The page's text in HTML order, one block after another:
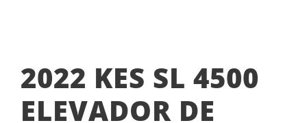
2022 KES SL 4500
ELEVADOR DE